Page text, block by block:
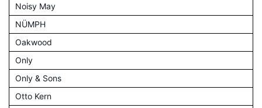
Noisy May
NÜMPH
Oakwood
Only
Only & Sons
Otto Kern